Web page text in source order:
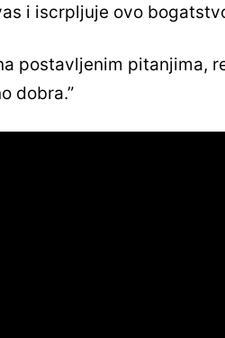
i iscrpljuje ovo
postavljenim pitanjima,
dobra.”